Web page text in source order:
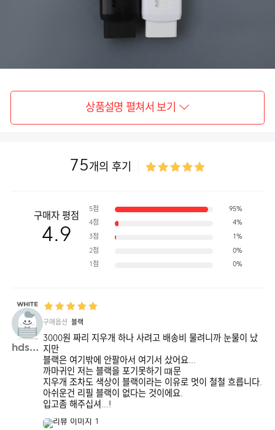
상품설명 펼쳐서 보기
75개의 후기
구매자 평점
4.9
5점 95%
4점 4%
3점 1%
2점 0%
1점 0%
hdsha**
구매옵션 블랙
3000원 짜리 지우개 하나 사려고 배송비 물려니까 눈물이 났
지만
블랙은 여기밖에 안팔아서 여기서 샀어요...
까마귀인 저는 블랙을 포기못하기 떄문
지우개 조차도 색상이 블랙이라는 이유로 멋이 철철 흐릅니다.
아쉬운건 리필 블랙이 없다는 것이에요.
입고좀 해주십셔...!